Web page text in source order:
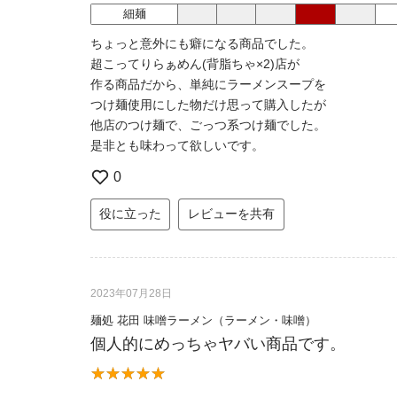
細麺
ちょっと意外にも癖になる商品でした。
超こってりらぁめん(背脂ちゃ×2)店が
作る商品だから、単純にラーメンスープを
つけ麺使用にした物だけ思って購入したが
他店のつけ麺で、ごっつ系つけ麺でした。
是非とも味わって欲しいです。
0
役に立った レビューを共有
2023年07月28日
麺処 花田 味噌ラーメン（ラーメン・味噌）
個人的にめっちゃヤバい商品です。